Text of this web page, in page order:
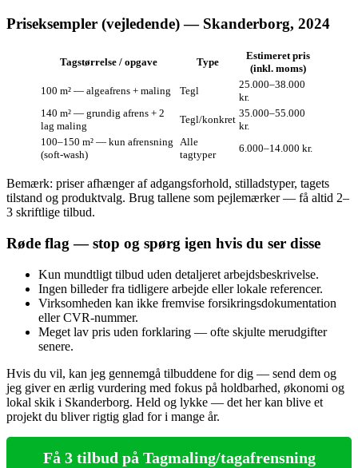
Priseksempler (vejledende) — Skanderborg, 2024
Tagstørrelse / opgave Type
Estimeret pris
(inkl. moms)
100 m² — algeafrens + maling
Tegl
25.000–38.000
kr.
140 m² — grundig afrens + 2
lag maling
Tegl/konkret
35.000–55.000
kr.
100–150 m² — kun afrensning
(soft‑wash)
Alle
tagtyper
6.000–14.000 kr.
Bemærk: priser afhænger af adgangsforhold, stilladstyper, tagets
tilstand og produktvalg. Brug tallene som pejlemærker — få altid 2–
3 skriftlige tilbud.
Røde flag — stop og spørg igen hvis du ser disse
Kun mundtligt tilbud uden detaljeret arbejdsbeskrivelse.
Ingen billeder fra tidligere arbejde eller lokale referencer.
Virksomheden kan ikke fremvise forsikringsdokumentation
eller CVR‑nummer.
Meget lav pris uden forklaring — ofte skjulte merudgifter
senere.
Hvis du vil, kan jeg gennemgå tilbuddene for dig — send dem og
jeg giver en ærlig vurdering med fokus på holdbarhed, økonomi og
lokal skik i Skanderborg. Held og lykke — det her kan blive et
projekt du bliver rigtig glad for i mange år.
Få 3 tilbud på Tagmaling/tagafrensning